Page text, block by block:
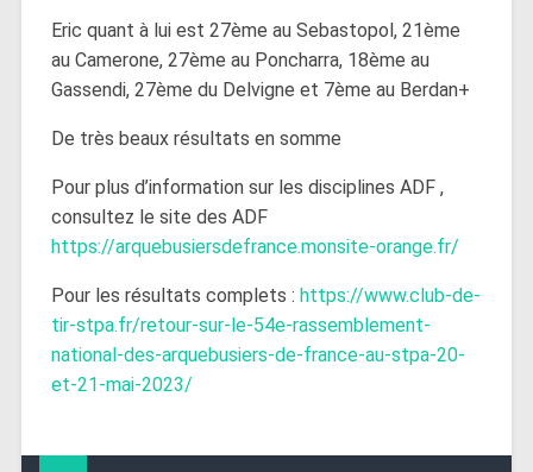
Eric quant à lui est 27ème au Sebastopol, 21ème
au Camerone, 27ème au Poncharra, 18ème au
Gassendi, 27ème du Delvigne et 7ème au Berdan+
De très beaux résultats en somme
Pour plus d’information sur les disciplines ADF ,
consultez le site des ADF
https://arquebusiersdefrance.monsite-orange.fr/
Pour les résultats complets : https://www.club-de-
tir-stpa.fr/retour-sur-le-54e-rassemblement-
national-des-arquebusiers-de-france-au-stpa-20-
et-21-mai-2023/